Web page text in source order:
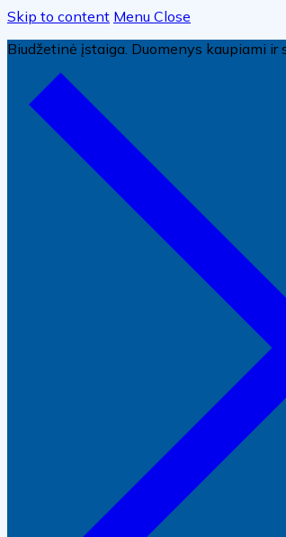
Skip to content Menu Close
Biudžetinė įstaiga. Duomenys kaupiami